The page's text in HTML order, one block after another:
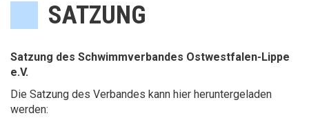
SATZUNG
Satzung des Schwimmverbandes Ostwestfalen-Lippe
e.V.
Die Satzung des Verbandes kann hier heruntergeladen
werden: